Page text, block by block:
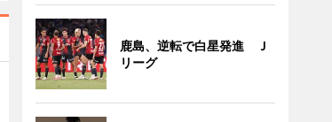
鹿島、逆転で白星発進 Ｊ
リーグ